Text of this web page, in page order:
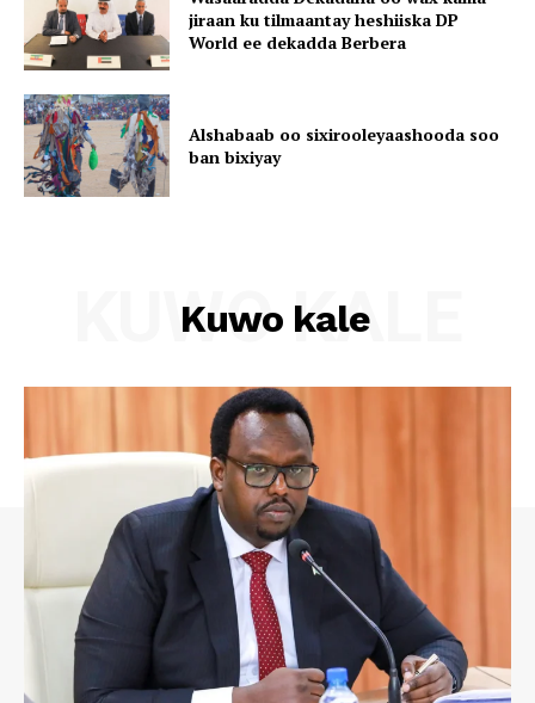
jiraan ku tilmaantay heshiiska DP
World ee dekadda Berbera
Alshabaab oo sixirooleyaashooda soo
ban bixiyay
Kuwo kale
KUWO KALE